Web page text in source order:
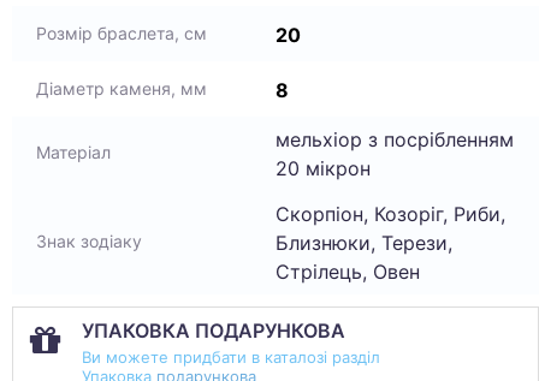
Розмір браслета, см 20
Діаметр каменя, мм 8
Матеріал
мельхіор з посрібленням
20 мікрон
Знак зодіаку
Скорпіон, Козоріг, Риби,
Близнюки, Терези,
Стрілець, Овен
УПАКОВКА ПОДАРУНКОВА
Ви можете придбати в каталозі разділ
Упаковка подарункова